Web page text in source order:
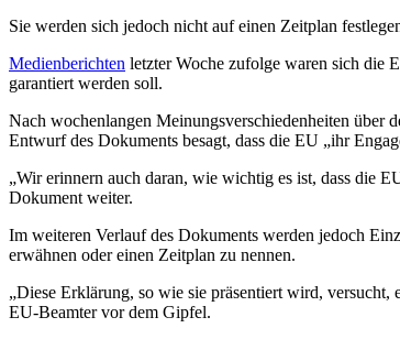
Sie werden sich jedoch nicht auf einen Zeitplan
Medienberichten letzter Woche zufolge waren sich die
garantiert werden soll.
Nach wochenlangen Meinungsverschiedenheiten über
Entwurf des Dokuments besagt, dass die EU „ihr
„Wir erinnern auch daran, wie wichtig es ist, dass die
Dokument weiter.
Im weiteren Verlauf des Dokuments werden jedoch
erwähnen oder einen Zeitplan zu nennen.
„Diese Erklärung, so wie sie präsentiert wird,
EU-Beamter vor dem Gipfel.